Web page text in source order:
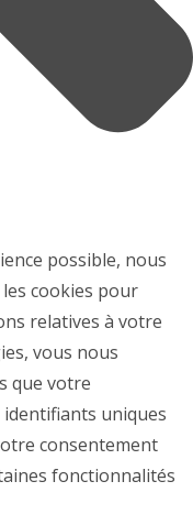
possible, nous
cookies pour
relatives à votre
vous nous
que votre
uniques
consentement
fonctionnalités